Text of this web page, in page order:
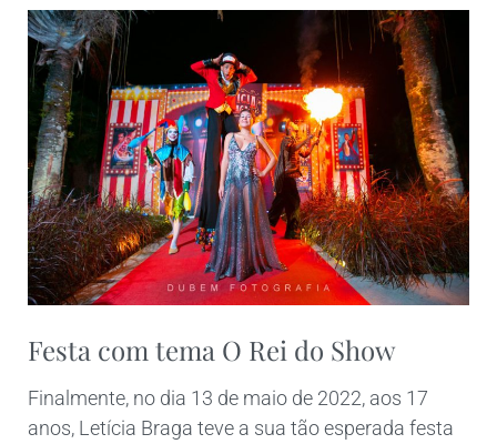
Festa com tema O Rei do Show
Finalmente, no dia 13 de maio de 2022, aos 17
anos, Letícia Braga teve a sua tão esperada festa